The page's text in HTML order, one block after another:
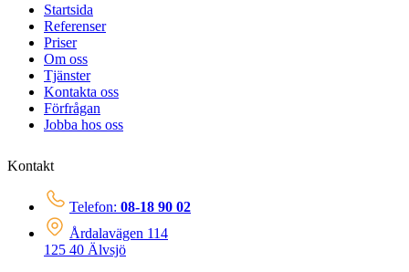
Startsida
Referenser
Priser
Om oss
Tjänster
Kontakta oss
Förfrågan
Jobba hos oss
Kontakt
Telefon: 08-18 90 02
Årdalavägen 114
125 40 Älvsjö